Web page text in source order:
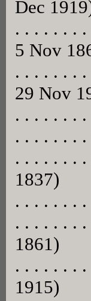
Dec
. . . . . . .
5 Nov
. . . . . . .
29 Nov
. . . . . . .
. . . . . . .
. . . . . . .
1837)
. . . . . . .
. . . . . . .
1861)
. . . . . . .
1915)